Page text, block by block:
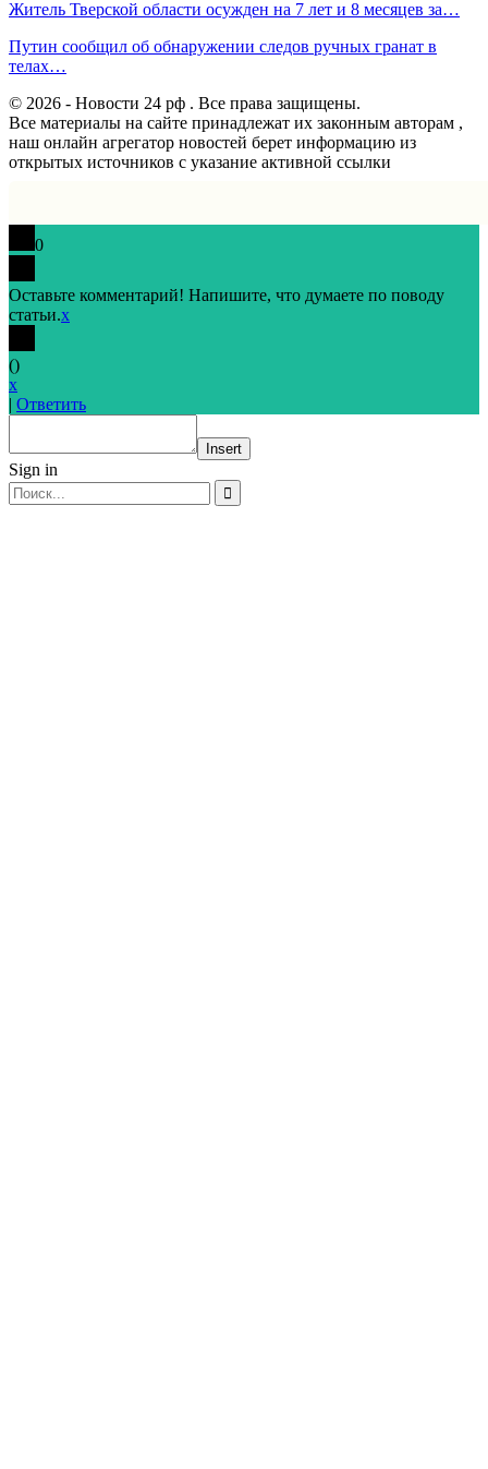
Житель Тверской области осужден на 7 лет и 8 месяцев за…
Путин сообщил об обнаружении следов ручных гранат в
телах…
© 2026 - Новости 24 рф . Все права защищены.
Все материалы на сайте принадлежат их законным авторам ,
наш онлайн агрегатор новостей берет информацию из
открытых источников с указание активной ссылки
0
Оставьте комментарий! Напишите, что думаете по поводу
статьи.x
()
x
| Ответить
Insert
Sign in